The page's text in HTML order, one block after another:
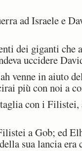
ad Israele e
dei giganti che
uccidere
venne in aiuto
più con noi a
con i
a Gob; ed
sua lancia era